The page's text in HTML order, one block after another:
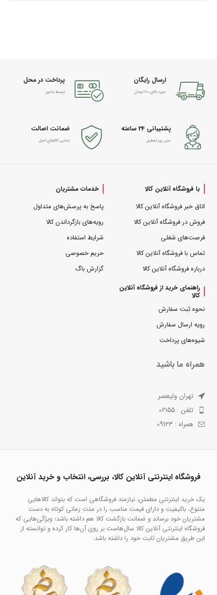
ارسال رایگان
خرید بالای 600 تومان
پرداخت در محل
توسط مامور
پشتیبانی 24 ساعته
حتی روز تعطیل
ضمانت اصالت
تمامی کالاهای اصل
با فروشگاه آنلاین کالا
اتاق خبر فروشگاه آنلاین کالا
فروش در فروشگاه آنلاین کالا
فرصت‌های شغلی
تماس با فروشگاه آنلاین کالا
درباره فروشگاه آنلاین کالا
خدمات مشتریان
پاسخ به پرسش‌های متداول
رویه‌های بازگرداندن کالا
شرایط استفاده
حریم خصوصی
گزارش باگ
راهنمای خرید از فروشگاه آنلاین
کالا
نحوه ثبت سفارش
رویه ارسال سفارش
شیوه‌های پرداخت
همراه ما باشید
تهران ولیعصر
تلفن : 02155
همراه : 09123
فروشگاه اینترنتی آنلاین کالا، بررسی، انتخاب و خرید آنلاین
یک خرید اینترنتی مطمئن، نیازمند فروشگاهی است که بتواند کالاهایی
متنوع، باکیفیت و دارای قیمت مناسب را در مدت زمانی کوتاه به دست
مشتریان خود برساند و ضمانت بازگشت کالا هم داشته باشد؛ ویژگی‌هایی که
فروشگاه اینترنتی آنلاین کالا سال‌هاست بر روی آن‌ها کار کرده و توانسته از
این طریق مشتریان ثابت خود را داشته باشد.